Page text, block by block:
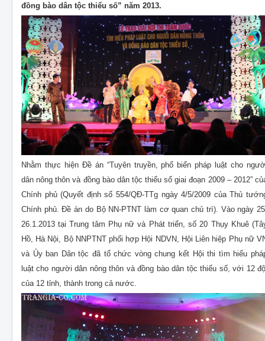
đồng bào dân tộc thiểu số” năm 2013.
Nhằm thực hiện Đề án “Tuyên truyền, phổ biến pháp luật cho
dân nông thôn và đồng bào dân tộc thiểu số giai đoạn 2009 – 2012”
Chính phủ (Quyết định số 554/QĐ-TTg ngày 4/5/2009 của Thủ
Chính phủ. Đề án do Bộ NN-PTNT làm cơ quan chủ trì). Vào ngày
26.1.2013 tại Trung tâm Phụ nữ và Phát triển, số 20 Thụy Khuê
Hồ, Hà Nội, Bộ NNPTNT phối hợp Hội NDVN, Hội Liên hiệp Phụ nữ
và Ủy ban Dân tộc đã tổ chức vòng chung kết Hội thi tìm hiểu
luật cho người dân nông thôn và đồng bào dân tộc thiểu số, với 12
của 12 tỉnh, thành trong cả nước.